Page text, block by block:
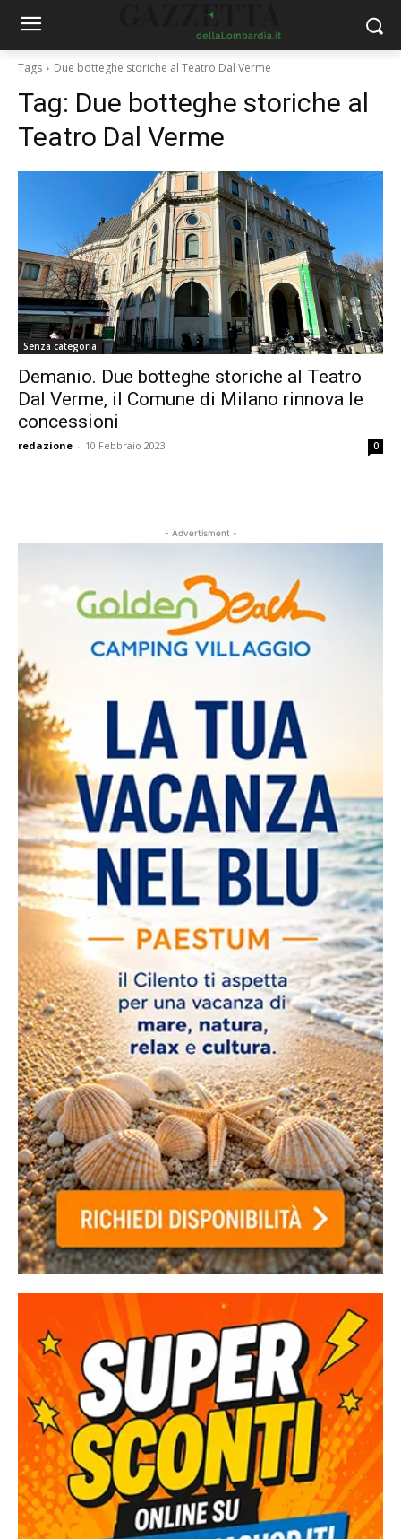
Tags Due botteghe storiche al Teatro Dal Verme
Tag: Due botteghe storiche al
Teatro Dal Verme
Senza categoria
Demanio. Due botteghe storiche al Teatro
Dal Verme, il Comune di Milano rinnova le
concessioni
redazione - 10 Febbraio 2023 0
- Advertisment -